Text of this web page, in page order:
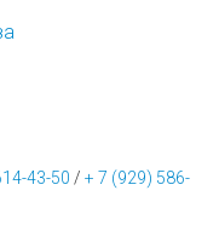
43-50 / + 7 (929) 586-